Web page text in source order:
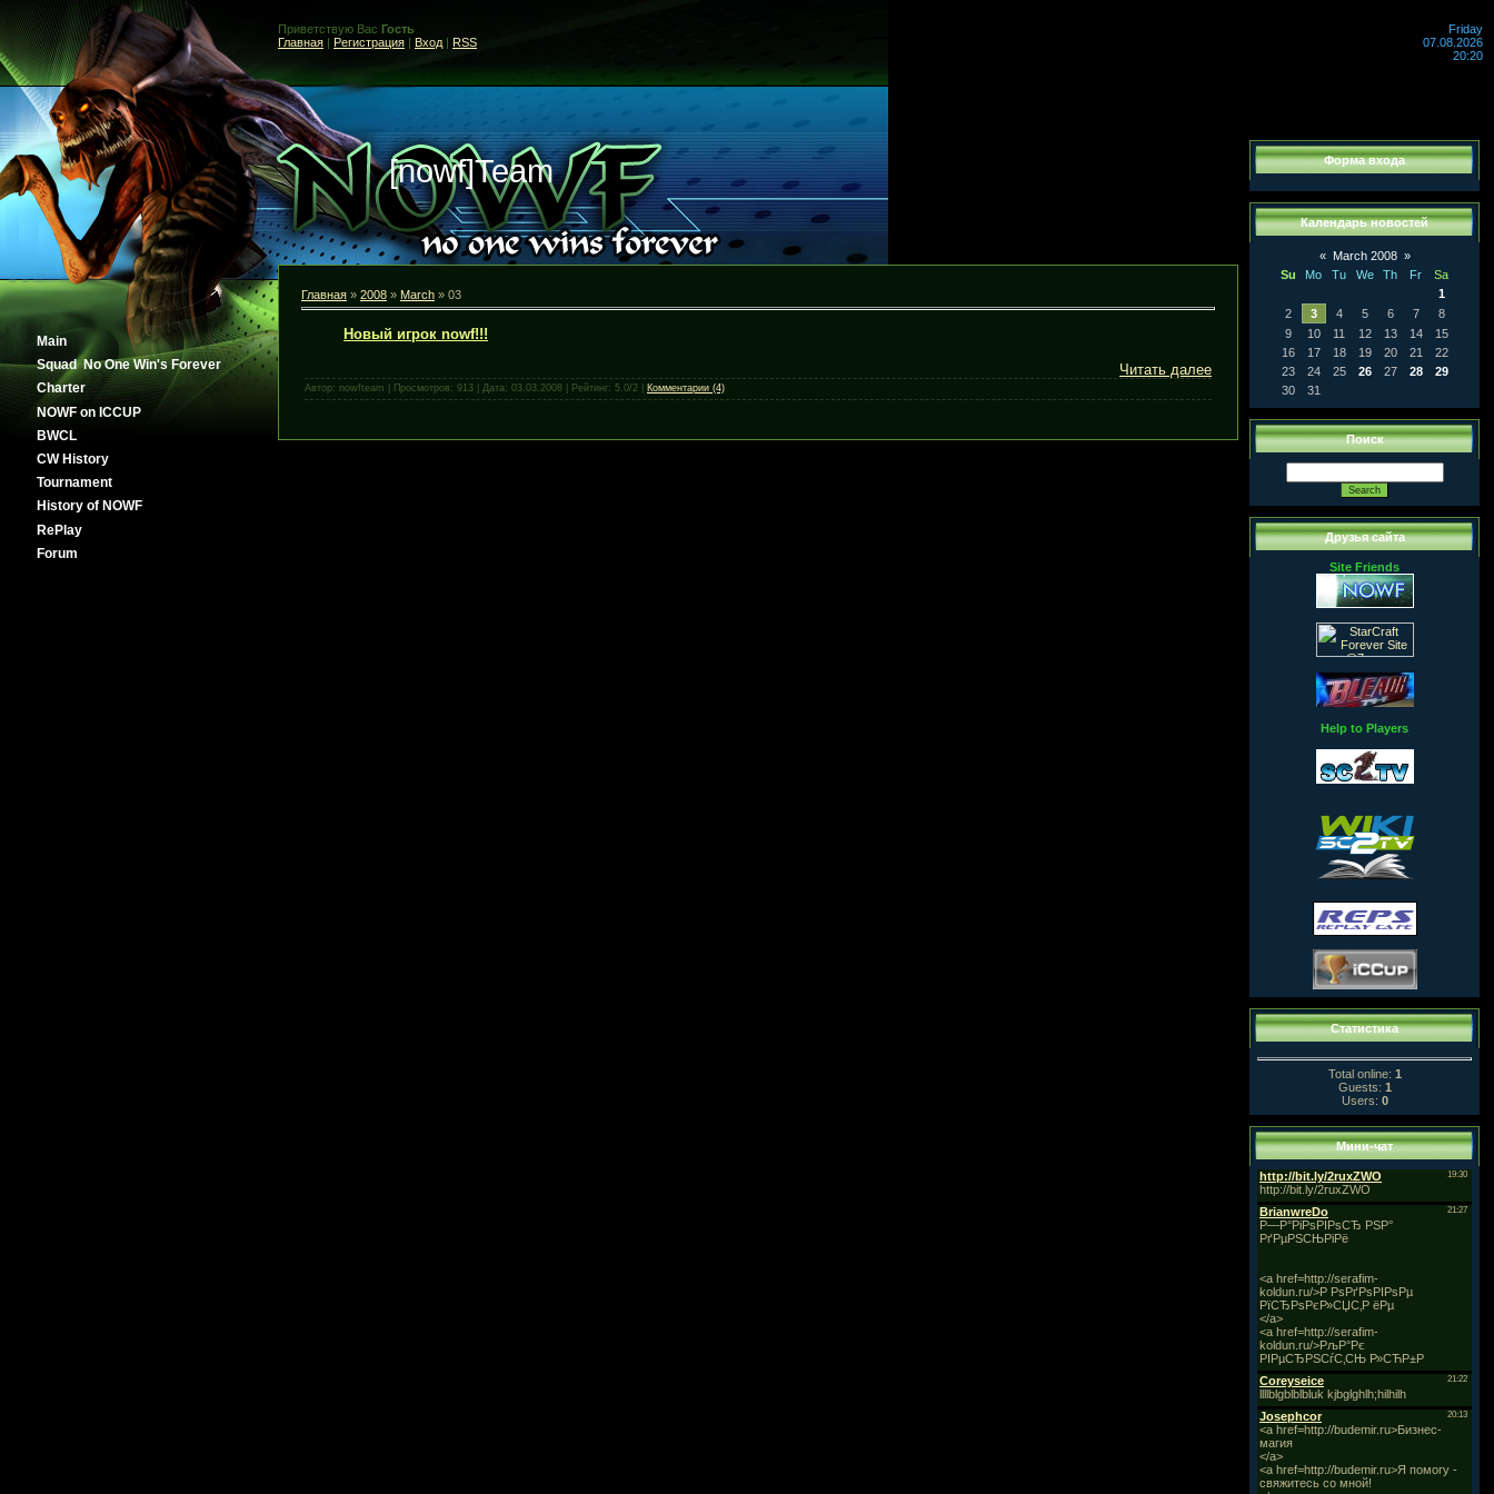
Main
Squad No One Win's Forever
Сharter
NOWF on ICCUP
BWCL
CW History
Tournament
History of NOWF
RePlay
Forum
Приветствую Вас Гость
Главная | Регистрация | Вход | RSS
[nowf]Team
Главная » 2008 » March » 03
Новый игрок nowf!!!
Читать далее
Автор: nowfteam | Просмотров: 913 | Дата: 03.03.2008 | Рейтинг: 5.0/2 | Комментарии (4)
Friday
07.08.2026
20:20
Форма входа
Календарь новостей
« March 2008 »
Su
Mo Tu We Th Fr
Sa
1
2
3 4 5 6 7
8
9
10 11 12 13 14
15
16
17 18 19 20 21
22
23
24 25 26 27 28
29
30
31
Поиск
Друзья сайта
Site Friends
Help to Players
Статистика
Total online: 1
Guests: 1
Users: 0
Мини-чат